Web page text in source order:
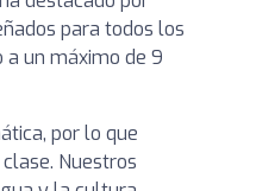
para todos los
a un máximo de 9
por lo que
Nuestros